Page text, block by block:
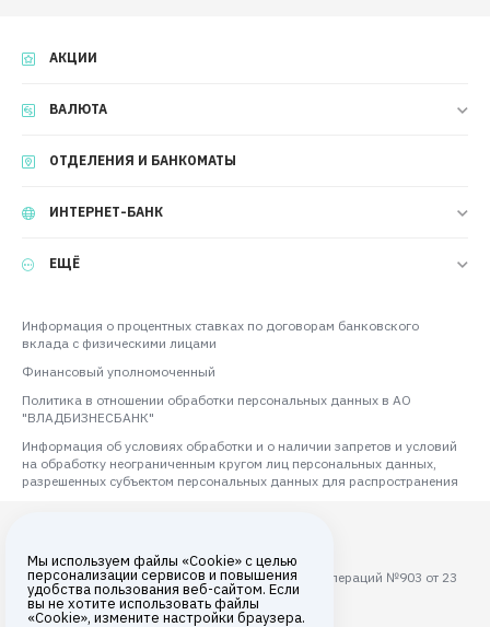
Мы используем файлы «Cookie» с целью
персонализации сервисов и повышения
удобства пользования веб-сайтом. Если
вы не хотите использовать файлы
«Cookie», измените настройки браузера.
АКЦИИ
ВАЛЮТА
ОТДЕЛЕНИЯ И БАНКОМАТЫ
ИНТЕРНЕТ-БАНК
ЕЩЁ
Информация о процентных ставках по договорам банковского
вклада с физическими лицами
Финансовый уполномоченный
Политика в отношении обработки персональных данных в АО
"ВЛАДБИЗНЕСБАНК"
Информация об условиях обработки и о наличии запретов и условий
на обработку неограниченным кругом лиц персональных данных,
разрешенных субъектом персональных данных для распространения
Лицензия ЦБ РФ на осуществление банковских операций №903 от 23
августа 2017 года